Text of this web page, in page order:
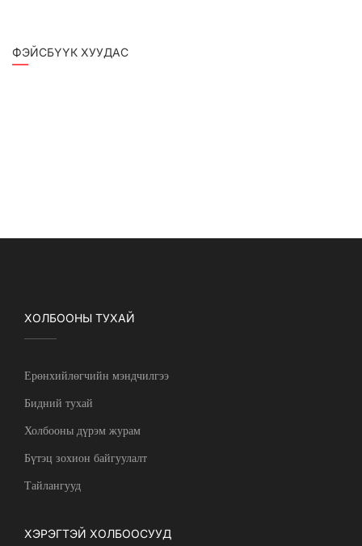
ФЭЙСБҮҮК ХУУДАС
ХОЛБООНЫ ТУХАЙ
Ерөнхийлөгчийн мэндчилгээ
Бидний тухай
Холбооны дүрэм журам
Бүтэц зохион байгуулалт
Тайлангууд
ХЭРЭГТЭЙ ХОЛБООСУУД